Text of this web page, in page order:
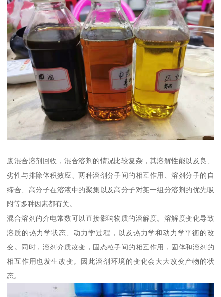
废混合溶剂回收，混合溶剂的情况比较复杂，其溶解性能以及良、
劣性与排除体积效应、两种溶剂分子间的相互作用、溶剂分子的自
缔合、高分子在溶液中的聚集以及高分子对某一组分溶剂的优先吸
附等多种因素都有关。
混合溶剂的介电常数可以直接影响物质的溶解度。溶解度变化导致
溶质的热力学状态、动力学过程，以及热力学和动力学平衡的改
变。同时，溶剂介质改变，固态粒子间的相互作用，固体和溶剂的
相互作用也发生改变。因此溶剂环境的变化会大大改变产物的状
态。